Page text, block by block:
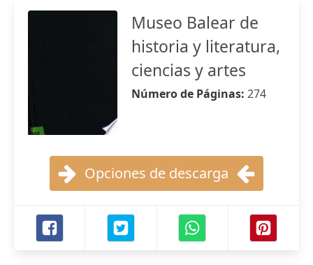
Museo Balear de
historia y literatura,
ciencias y artes
Número de Páginas: 274
Opciones de descarga